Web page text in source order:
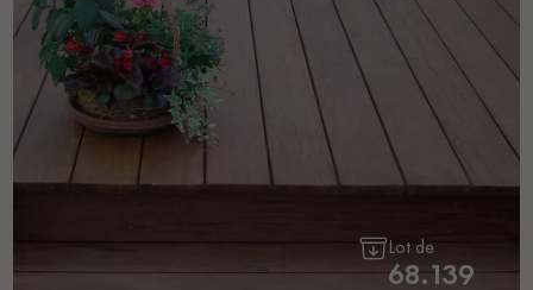
Lot de
68.139